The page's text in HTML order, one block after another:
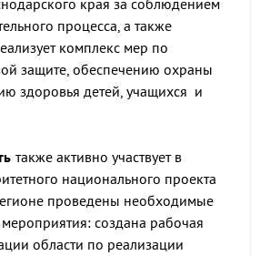
края за соблюдением
процесса, а также
комплекс мер по
защите, обеспечению охраны
здоровья детей, учащихся и
также активно участвует в
национального проекта
проведены необходимые
создана рабочая
области по реализации